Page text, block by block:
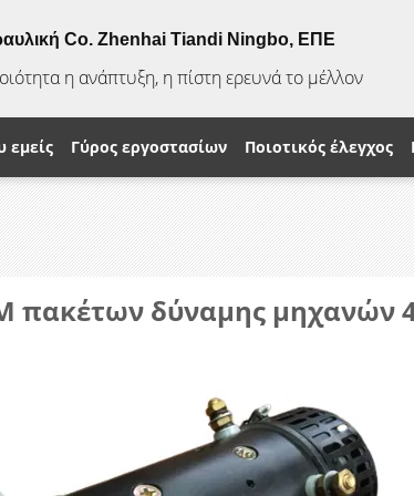
Co. Zhenhai Tiandi Ningbo, ΕΠΕ
η ανάπτυξη, η πίστη ερευνά το μέλλον
εμείς Γύρος εργοστασίων Ποιοτικός έλεγχος
πακέτων δύναμης μηχανών